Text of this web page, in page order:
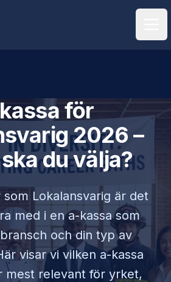
för
2026 –
du välja?
som Lokalansvarig är det
med i en a-kassa som
och din typ av
visar vi vilken a-kassa
mest relevant för yrket,